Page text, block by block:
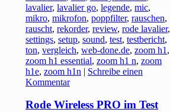
lavalier,lavalier go,legende,mic,
mikro,mikrofon,poppfilter,rauschen,
rauscht,rekorder,review,rode lavalier,
settings,setup,sound,test,testbericht,
ton,vergleich,web-done.de,zoom h1 ,
zoom h1 essential,zoom h1 n,zoom
h1e,zoom h1n | Schreibe einen
Kommentar
Rode Wireless PRO im Test